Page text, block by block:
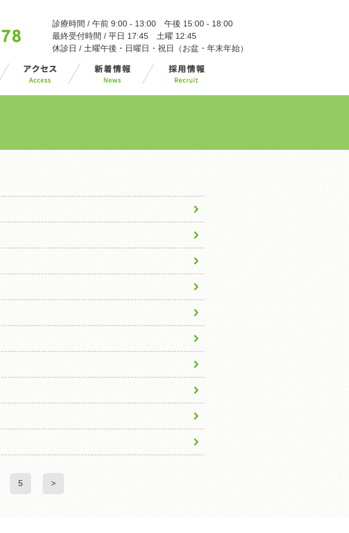
診療時間 / 午前 9:00 - 13:00 午後 15:00 - 18:00
最終受付時間 / 平日 17:45 土曜 12:45
休診日 / 土曜午後・日曜日・祝日（お盆・年末年始）
5 >